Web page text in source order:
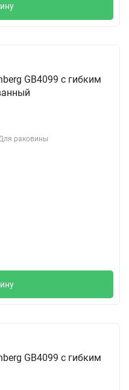
GB4099 с гибким
раковины
GB4099 с гибким